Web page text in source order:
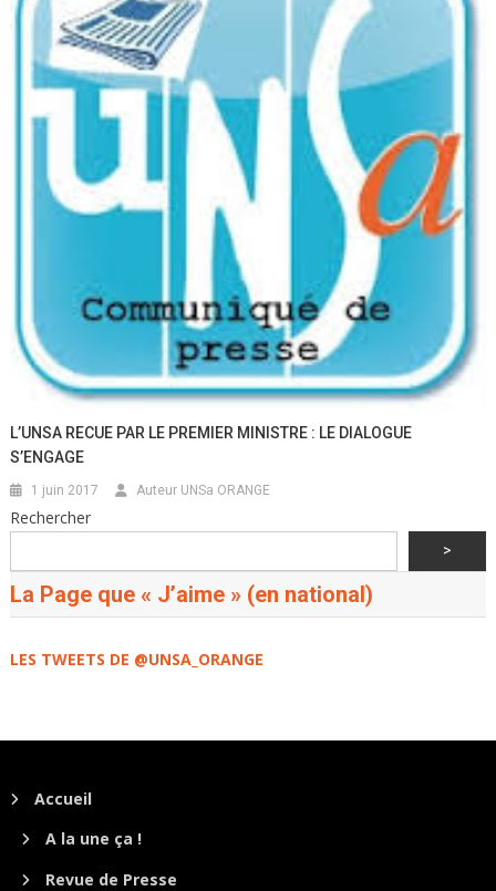
L’UNSA RECUE PAR LE PREMIER MINISTRE : LE DIALOGUE
S’ENGAGE
1 juin 2017 Auteur UNSa ORANGE
Rechercher
>
La Page que « J’aime » (en national)
LES TWEETS DE @UNSA_ORANGE
Accueil
A la une ça !
Revue de Presse